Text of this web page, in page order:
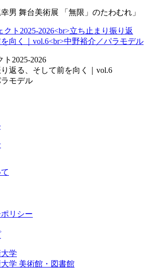
男 舞台美術展 「無限」のたわむれ」
2025-2026
返る、そして前を向く｜vol.6
モデル
リシー